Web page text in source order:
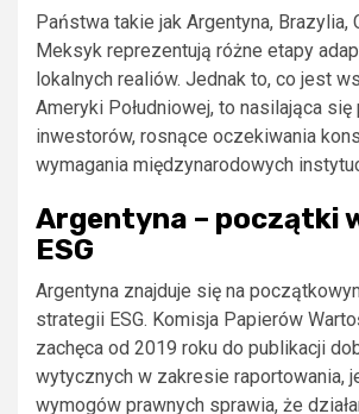
Państwa takie jak Argentyna, Brazylia,
Meksyk reprezentują różne etapy
lokalnych realiów. Jednak to, co jest
Ameryki Południowej, to nasilająca
inwestorów, rosnące oczekiwania
wymagania międzynarodowych
Argentyna – początki
ESG
Argentyna znajduje się na
strategii ESG. Komisja Papierów
zachęca od 2019 roku do publikacji
wytycznych w zakresie raportowania,
wymogów prawnych sprawia, że